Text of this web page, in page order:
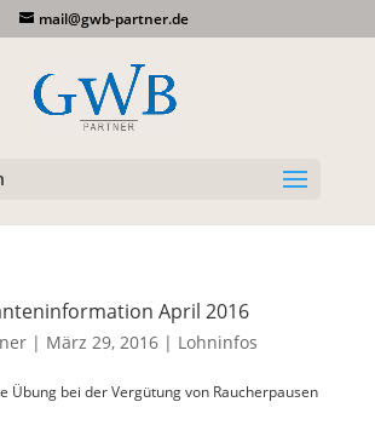
mail@gwb-partner.de
April 2016
| März 29, 2016| Lohninfos
Übung bei der Vergütung von Raucherpausen